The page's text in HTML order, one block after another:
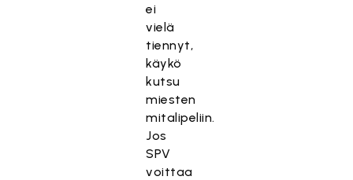
ei
vielä
tiennyt,
käykö
kutsu
miesten
mitalipeliin.
Jos
SPV
voittaa